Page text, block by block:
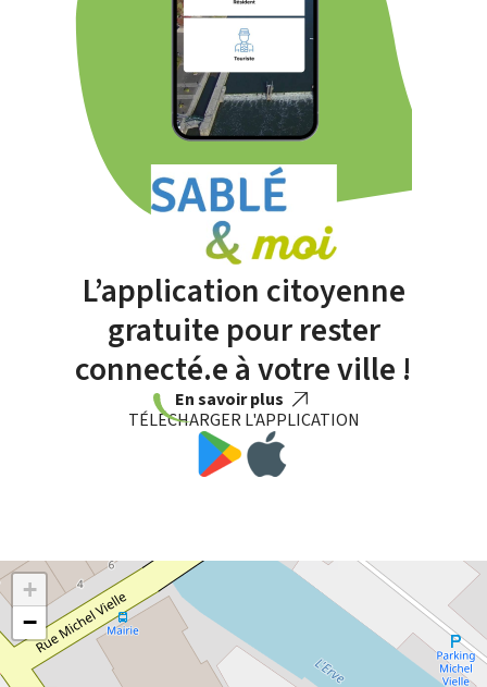
L’application citoyenne
gratuite pour rester
connecté.e à votre ville !
En savoir plus
TÉLÉCHARGER L'APPLICATION
+
−